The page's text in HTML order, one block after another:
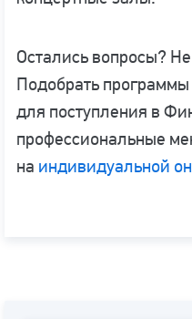
Остались вопросы?
Подобрать
для поступления в
профессиональные
на индивидуальной